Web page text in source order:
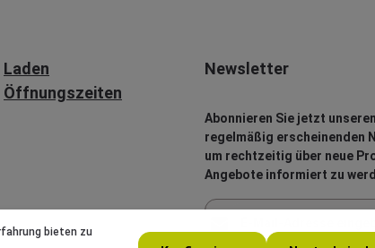
Laden
Öffnungszeiten
Newsletter
Abonnieren Sie jetzt unseren
regelmäßig erscheinenden
um rechtzeitig über neue
Angebote informiert zu
E-Mail-Adresse*
bieten zu